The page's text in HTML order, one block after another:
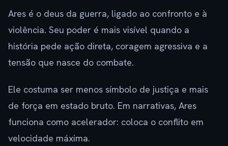
Ares é o deus da guerra, ligado ao confronto e à
violência. Seu poder é mais visível quando a
história pede ação direta, coragem agressiva e a
tensão que nasce do combate.
Ele costuma ser menos símbolo de justiça e mais
de força em estado bruto. Em narrativas, Ares
funciona como acelerador: coloca o conflito em
velocidade máxima.